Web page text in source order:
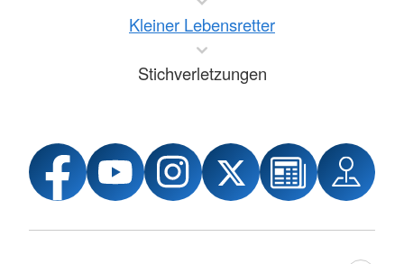
Kleiner Lebensretter
Stichverletzungen